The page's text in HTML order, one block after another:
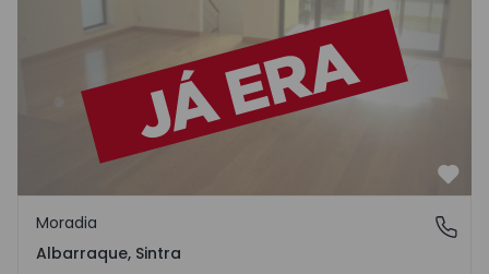
Albarraque, Sintra
Moradia
Albarraque, Sintra